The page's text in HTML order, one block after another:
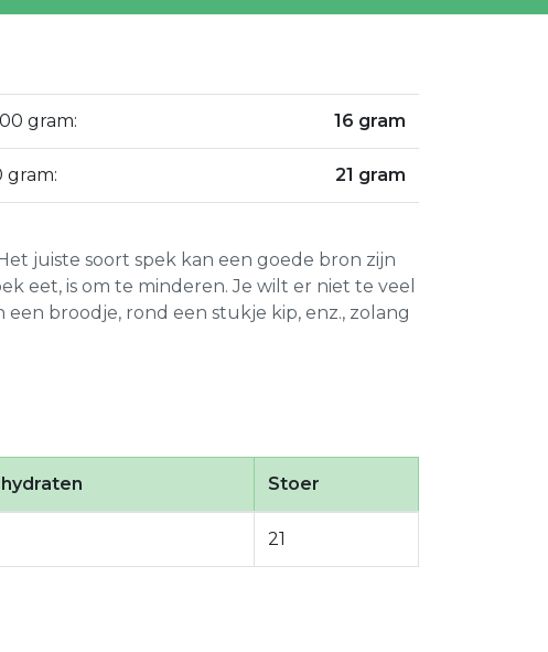
gram: 16 gram
gram: 21 gram
juiste soort spek kan een goede bron zijn
eet, is om te minderen. Je wilt er niet te veel
broodje, rond een stukje kip, enz., zolang
Stoer
21